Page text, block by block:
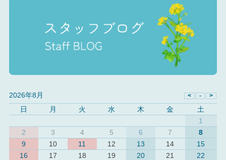
2026年8月
日
月 火 水 木 金
土
1
2
3 4 5 6 7
8
9
10 11 12 13 14
15
16
17 18 19 20 21
22